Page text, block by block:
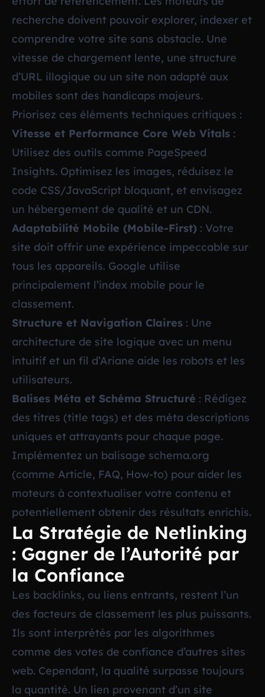
recherche doivent pouvoir explorer, indexer et
comprendre votre site sans obstacle. Une
vitesse de chargement lente, une structure
d’URL illogique ou un site non adapté aux
mobiles sont des handicaps majeurs.
Priorisez ces éléments techniques critiques :
Vitesse et Performance Core Web Vitals :
Utilisez des outils comme PageSpeed
Insights. Optimisez les images, réduisez le
code CSS/JavaScript bloquant, et envisagez
un hébergement de qualité et un CDN.
Adaptabilité Mobile (Mobile-First) : Votre
site doit offrir une expérience impeccable sur
tous les appareils. Google utilise
principalement l’index mobile pour le
classement.
Structure et Navigation Claires : Une
architecture de site logique avec un menu
intuitif et un fil d’Ariane aide les robots et les
utilisateurs.
Balises Méta et Schéma Structuré : Rédigez
des titres (title tags) et des méta descriptions
uniques et attrayants pour chaque page.
Implémentez un balisage schema.org
(comme Article, FAQ, How-to) pour aider les
moteurs à contextualiser votre contenu et
potentiellement obtenir des résultats enrichis.
La Stratégie de Netlinking
: Gagner de l’Autorité par
la Confiance
Les backlinks, ou liens entrants, restent l’un
des facteurs de classement les plus puissants.
Ils sont interprétés par les algorithmes
comme des votes de confiance d’autres sites
web. Cependant, la qualité surpasse toujours
la quantité. Un lien provenant d’un site